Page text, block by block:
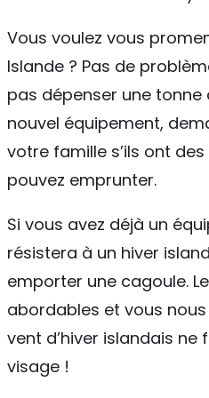
Vous voulez vous
Islande ? Pas de
pas dépenser une tonne
nouvel équipement,
votre famille s’ils ont
pouvez emprunter.
Si vous avez déjà un
résistera à un hiver
emporter une cagoule.
abordables et vous
vent d’hiver islandais
visage !